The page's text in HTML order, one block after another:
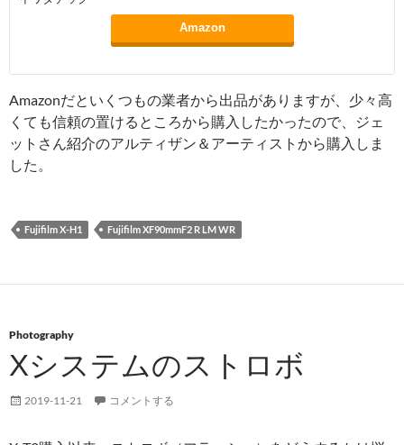
Amazon
Amazonだといくつもの業者から出品がありますが、少々高
くても信頼の置けるところから購入したかったので、ジェ
ットさん紹介のアルティザン＆アーティストから購入しま
した。
Fujifilm X-H1 Fujifilm XF90mmF2 R LM WR
Photography
Xシステムのストロボ
2019-11-21 コメントする